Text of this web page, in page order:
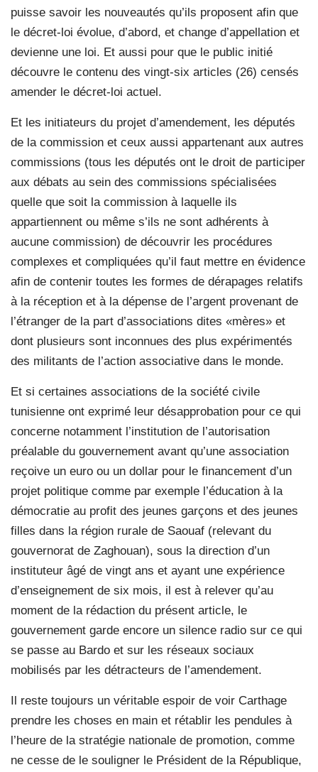
puisse savoir les nouveautés qu’ils proposent afin que
le décret-loi évolue, d’abord, et change d’appellation et
devienne une loi. Et aussi pour que le public initié
découvre le contenu des vingt-six articles (26) censés
amender le décret-loi actuel.
Et les initiateurs du projet d’amendement, les députés
de la commission et ceux aussi appartenant aux autres
commissions (tous les députés ont le droit de participer
aux débats au sein des commissions spécialisées
quelle que soit la commission à laquelle ils
appartiennent ou même s’ils ne sont adhérents à
aucune commission) de découvrir les procédures
complexes et compliquées qu’il faut mettre en évidence
afin de contenir toutes les formes de dérapages relatifs
à la réception et à la dépense de l’argent provenant de
l’étranger de la part d’associations dites «mères» et
dont plusieurs sont inconnues des plus expérimentés
des militants de l’action associative dans le monde.
Et si certaines associations de la société civile
tunisienne ont exprimé leur désapprobation pour ce qui
concerne notamment l’institution de l’autorisation
préalable du gouvernement avant qu’une association
reçoive un euro ou un dollar pour le financement d’un
projet politique comme par exemple l’éducation à la
démocratie au profit des jeunes garçons et des jeunes
filles dans la région rurale de Saouaf (relevant du
gouvernorat de Zaghouan), sous la direction d’un
instituteur âgé de vingt ans et ayant une expérience
d’enseignement de six mois, il est à relever qu’au
moment de la rédaction du présent article, le
gouvernement garde encore un silence radio sur ce qui
se passe au Bardo et sur les réseaux sociaux
mobilisés par les détracteurs de l’amendement.
Il reste toujours un véritable espoir de voir Carthage
prendre les choses en main et rétablir les pendules à
l’heure de la stratégie nationale de promotion, comme
ne cesse de le souligner le Président de la République,